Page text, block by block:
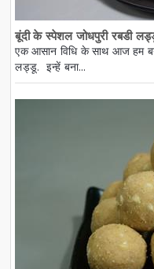
बूंदी के स्पेशल जोधपुरी रबडी
एक आसान विधि के साथ आज हम
लड्डू. इन्हें बना...